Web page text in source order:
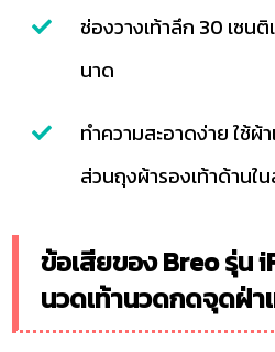
ช่องวางเท้าลึก 30 เซน
นาด
ทำความสะอาดง่าย ใช้ผ้
ส่วนถุงผ้ารองเท้าด้าน
ข้อเสียของ Breo รุ่น
นวดเท้านวดกดจุดฝ่า